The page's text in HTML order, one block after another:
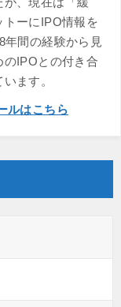
トーにIPO情報を
年間の経験から見
のIPOとの付き合
ます。
ルはこちら